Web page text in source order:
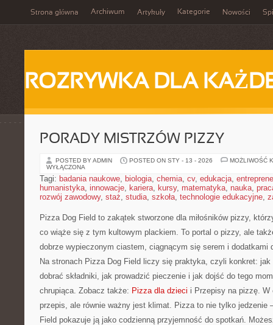
Strona główna Archiwum Artykuły Kategorie Nowości
ROZRYWKA DLA
PORADY MISTRZÓW PIZZY
POSTED BY ADMIN POSTED ON STY - 13 - 2026
MOŻLIWOŚĆ
WYŁĄCZONA
Tagi: badania naukowe, biologia, chemia, cv, edukacja,
humanistyka, innowacje, kariera, kursy, matematyka, nauka,
rozwój zawodowy, staż, studia, szkoła, technologie edukacyjne,
Pizza Dog Field to zakątek stworzone dla miłośników pizzy,
co wiąże się z tym kultowym plackiem. To portal o pizzy, ale
dobrze wypieczonym ciastem, ciągnącym się serem i dodatkami
Na stronach Pizza Dog Field liczy się praktyka, czyli konkret:
dobrać składniki, jak prowadzić pieczenie i jak dojść do tego
chrupiąca. Zobacz także: Pizza dla dzieci i Przepisy na pizzę.
przepis, ale równie ważny jest klimat. Pizza to nie tylko jedzenie
Field pokazuje ją jako codzienną przyjemność do spotkań.